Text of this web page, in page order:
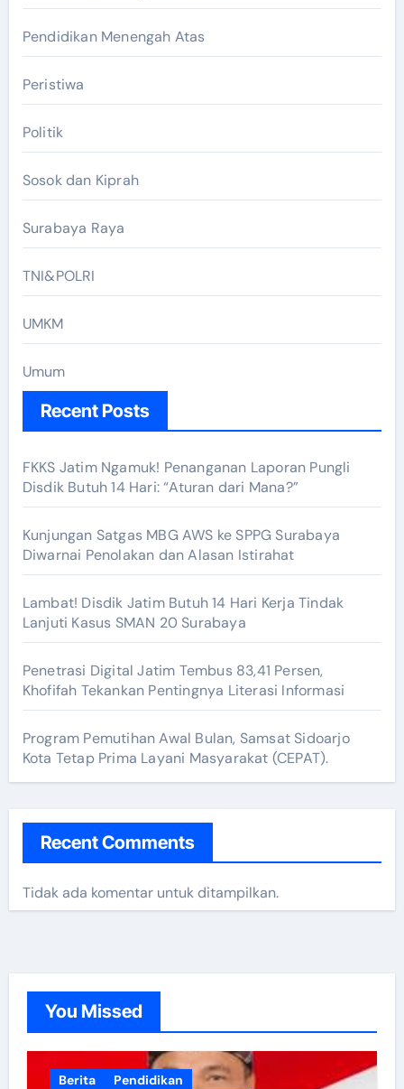
Pendidikan Menengah Atas
Peristiwa
Politik
Sosok dan Kiprah
Surabaya Raya
TNI&POLRI
UMKM
Umum
Recent Posts
FKKS Jatim Ngamuk! Penanganan Laporan Pungli
Disdik Butuh 14 Hari: “Aturan dari Mana?”
Kunjungan Satgas MBG AWS ke SPPG Surabaya
Diwarnai Penolakan dan Alasan Istirahat
Lambat! Disdik Jatim Butuh 14 Hari Kerja Tindak
Lanjuti Kasus SMAN 20 Surabaya
Penetrasi Digital Jatim Tembus 83,41 Persen,
Khofifah Tekankan Pentingnya Literasi Informasi
Program Pemutihan Awal Bulan, Samsat Sidoarjo
Kota Tetap Prima Layani Masyarakat (CEPAT).
Recent Comments
Tidak ada komentar untuk ditampilkan.
You Missed
Berita
Pendidikan